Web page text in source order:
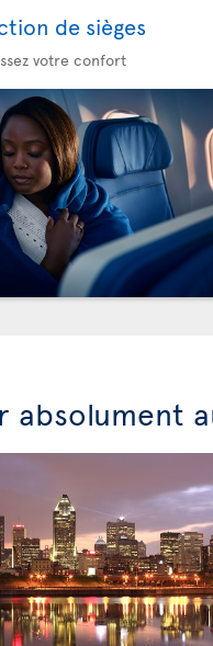
de sièges
votre confort
absolument